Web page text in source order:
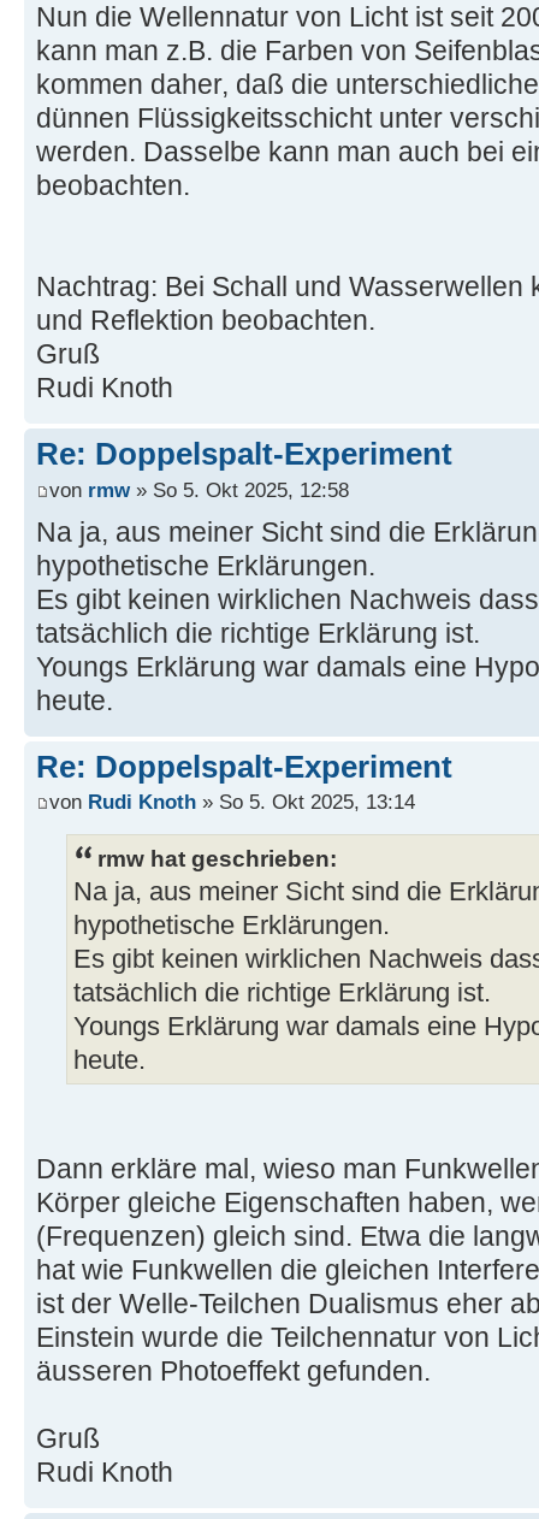
Nun die Wellennatur von Licht ist seit
kann man z.B. die Farben von
kommen daher, daß die
dünnen Flüssigkeitsschicht unter
werden. Dasselbe kann man auch bei
beobachten.
Nachtrag: Bei Schall und Wasserwellen
und Reflektion beobachten.
Gruß
Rudi Knoth
Re: Doppelspalt-Experiment
von rmw» So 5. Okt 2025, 12:58
Na ja, aus meiner Sicht sind die
hypothetische Erklärungen.
Es gibt keinen wirklichen Nachweis
tatsächlich die richtige Erklärung ist.
Youngs Erklärung war damals eine
heute.
Re: Doppelspalt-Experiment
von Rudi Knoth » So 5. Okt 2025, 13:14
rmw hat geschrieben:
Na ja, aus meiner Sicht sind die
hypothetische Erklärungen.
Es gibt keinen wirklichen Nachweis
tatsächlich die richtige Erklärung ist.
Youngs Erklärung war damals eine
heute.
Dann erkläre mal, wieso man
Körper gleiche Eigenschaften haben,
(Frequenzen) gleich sind. Etwa die
hat wie Funkwellen die gleichen
ist der Welle-Teilchen Dualismus eher
Einstein wurde die Teilchennatur von
äusseren Photoeffekt gefunden.
Gruß
Rudi Knoth